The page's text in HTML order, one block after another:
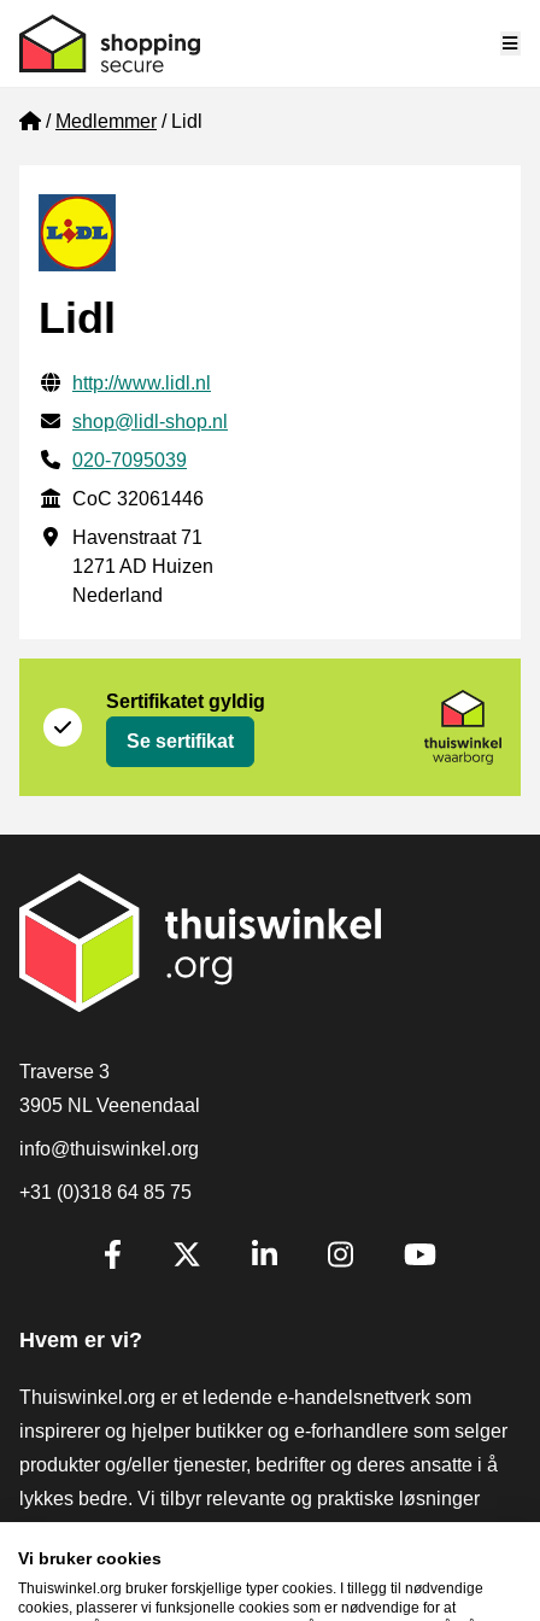
Home
Medlemmer Lidl
Lidl
Verifisert kontaktinformasjon
Website URL
http://www.lidl.nl
E-post
shop@lidl-shop.nl
Phone number
020-7095039
CoC
CoC 32061446
Forretningsadresse
Havenstraat 71
1271 AD Huizen
Nederland
Sertifikatet gyldig
Se sertifikat
[_General:Contact]
Traverse 3
3905 NL Veenendaal
info@thuiswinkel.org
+31 (0)318 64 85 75
[_General:SocialMediaTitle]
Hvem er vi?
Thuiswinkel.org er et ledende e-handelsnettverk som
inspirerer og hjelper butikker og e-forhandlere som selger
produkter og/eller tjenester, bedrifter og deres ansatte i å
lykkes bedre. Vi tilbyr relevante og praktiske løsninger
verktøy og råd, advokatvirksomhet, markedsundersøkelser,
og har vår egen utdanningsplattform, Thuiswinkel e-
Vi bruker cookies
Thuiswinkel.org bruker forskjellige typer cookies. I tillegg til nødvendige
cookies, plasserer vi funksjonelle cookies som er nødvendige for at